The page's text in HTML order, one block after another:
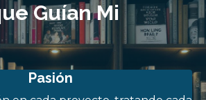
Guían Mi
Pasión